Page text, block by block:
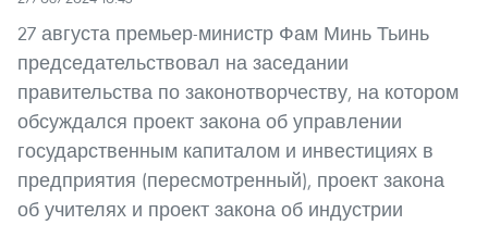
27 августа премьер-министр Фам Минь Тьинь
председательствовал на заседании
правительства по законотворчеству, на котором
обсуждался проект закона об управлении
государственным капиталом и инвестициях в
предприятия (пересмотренный), проект закона
об учителях и проект закона об индустрии